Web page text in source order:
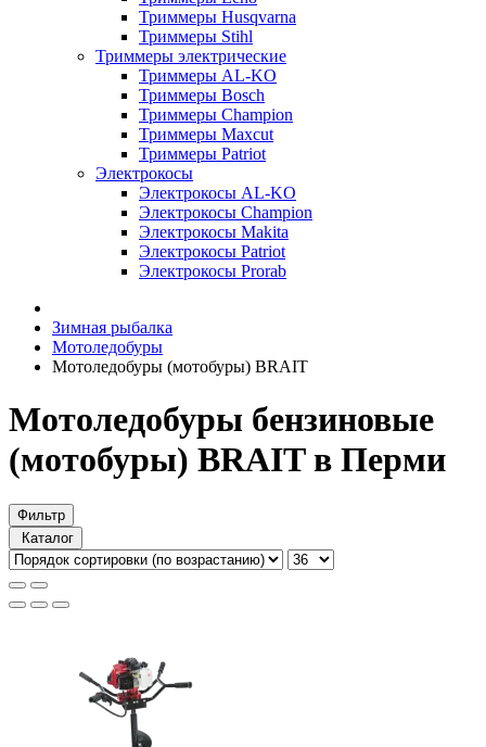
Триммеры Husqvarna
Триммеры Stihl
Триммеры электрические
Триммеры AL-KO
Триммеры Bosch
Триммеры Champion
Триммеры Maxcut
Триммеры Patriot
Электрокосы
Электрокосы AL-KO
Электрокосы Champion
Электрокосы Makita
Электрокосы Patriot
Электрокосы Prorab
Зимная рыбалка
Мотоледобуры
Мотоледобуры (мотобуры) BRAIT
Мотоледобуры бензиновые
(мотобуры) BRAIT в Перми
Фильтр
Каталог